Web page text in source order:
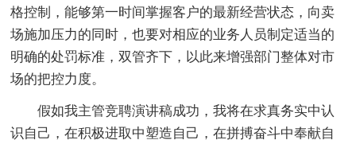
格控制，能够第一时间掌握客户的最新经营状态，向卖
场施加压力的同时，也要对相应的业务人员制定适当的
明确的处罚标准，双管齐下，以此来增强部门整体对市
场的把控力度。
假如我主管竞聘演讲稿成功，我将在求真务实中认
识自己，在积极进取中塑造自己，在拼搏奋斗中奉献自